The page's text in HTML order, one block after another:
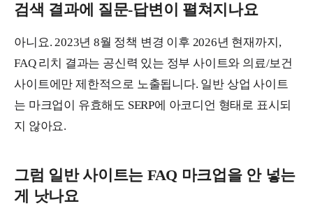
검색 결과에 질문-답변이 펼쳐지나요
아니요. 2023년 8월 정책 변경 이후 2026년 현재까지,
FAQ 리치 결과는 공신력 있는 정부 사이트와 의료/보건
사이트에만 제한적으로 노출됩니다. 일반 상업 사이트
는 마크업이 유효해도 SERP에 아코디언 형태로 표시되
지 않아요.
그럼 일반 사이트는 FAQ 마크업을 안 넣는
게 낫나요